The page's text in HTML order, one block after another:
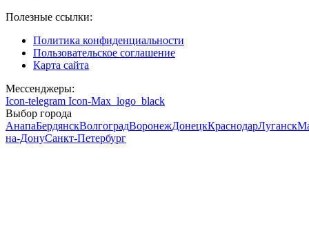
Полезные ссылки:
Политика конфиденциальности
Пользовательское соглашение
Карта сайта
Мессенджеры:
Icon-telegram Icon-Max_logo_black
Выбор города
АнапаБердянскВолгоградВоронежДонецкКраснодарЛуганск
на-ДонуСанкт-Петербург